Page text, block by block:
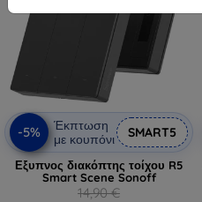
-5%
Έκπτωση
με κουπόνι
SMART5
Εξυπνος διακόπτης τοίχου R5
Smart Scene Sonoff
14,90 €